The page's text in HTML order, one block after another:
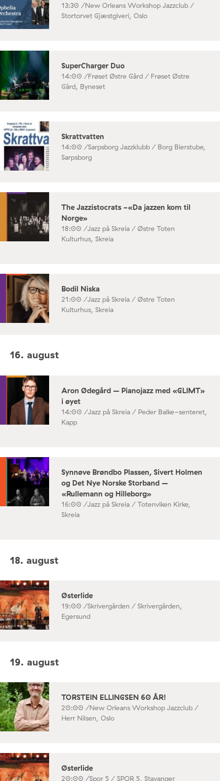
13:30 /New Orleans Workshop Jazzclub /
Stortorvet Gjæstgiveri, Oslo
SuperCharger Duo
14:00 /Frøset Østre Gård / Frøset Østre
Gård, Byneset
Skrattvatten
14:00 /Sarpsborg Jazzklubb / Borg Bierstube,
Sarpsborg
The Jazzistocrats -«Da jazzen kom til
Norge»
18:00 /Jazz på Skreia / Østre Toten
Kulturhus, Skreia
Bodil Niska
21:00 /Jazz på Skreia / Østre Toten
Kulturhus, Skreia
16. august
Aron Ødegård – Pianojazz med «GLIMT»
i øyet
14:00 /Jazz på Skreia / Peder Balke-senteret,
Kapp
Synnøve Brøndbo Plassen, Sivert Holmen
og Det Nye Norske Storband –
«Rullemann og Hilleborg»
16:00 /Jazz på Skreia / Totenviken Kirke,
Skreia
18. august
Østerlide
19:00 /Skrivergården / Skrivergården,
Egersund
19. august
TORSTEIN ELLINGSEN 60 ÅR!
20:00 /New Orleans Workshop Jazzclub /
Herr Nilsen, Oslo
Østerlide
20:00 /Spor 5 / SPOR 5, Stavanger